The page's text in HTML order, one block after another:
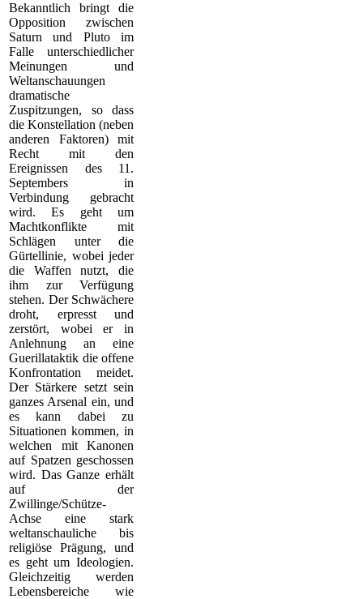
Bekanntlich bringt die
Opposition zwischen
Saturn und Pluto im
Falle unterschiedlicher
Meinungen und
Weltanschauungen
dramatische
Zuspitzungen, so dass
die Konstellation (neben
anderen Faktoren) mit
Recht mit den
Ereignissen des 11.
Septembers in
Verbindung gebracht
wird. Es geht um
Machtkonflikte mit
Schlägen unter die
Gürtellinie, wobei jeder
die Waffen nutzt, die
ihm zur Verfügung
stehen. Der Schwächere
droht, erpresst und
zerstört, wobei er in
Anlehnung an eine
Guerillataktik die offene
Konfrontation meidet.
Der Stärkere setzt sein
ganzes Arsenal ein, und
es kann dabei zu
Situationen kommen, in
welchen mit Kanonen
auf Spatzen geschossen
wird. Das Ganze erhält
auf der
Zwillinge/Schütze-
Achse eine stark
weltanschauliche bis
religiöse Prägung, und
es geht um Ideologien.
Gleichzeitig werden
Lebensbereiche wie